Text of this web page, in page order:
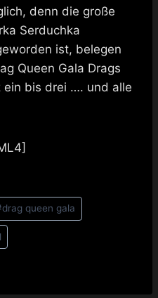
denn die große
Serduchka
ist, belegen
Queen Gala Drags
ein bis drei …. und alle
drag queen gala